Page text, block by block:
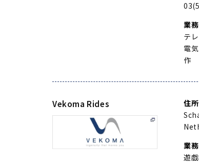
業
テ
電
作
Vekoma Rides
住所
業
遊